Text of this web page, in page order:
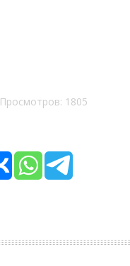
Просмотров: 1805